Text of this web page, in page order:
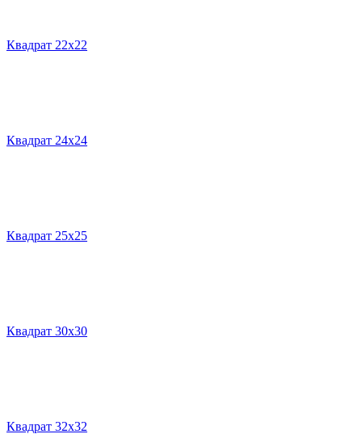
Квадрат 22х22
Квадрат 24х24
Квадрат 25х25
Квадрат 30х30
Квадрат 32х32